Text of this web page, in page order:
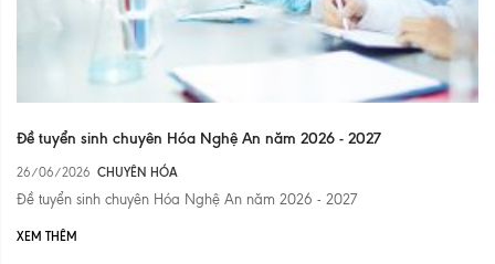
Đề tuyển sinh chuyên Hóa Nghệ An năm 2026 - 2027
26/06/2026 CHUYÊN HÓA
Đề tuyển sinh chuyên Hóa Nghệ An năm 2026 - 2027
XEM THÊM